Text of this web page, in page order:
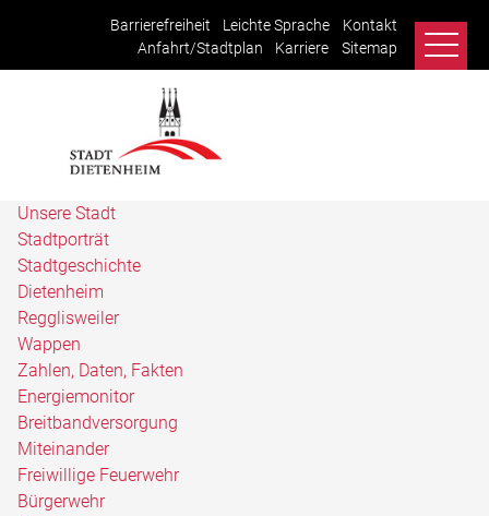
Barrierefreiheit Leichte Sprache
Kontakt
Anfahrt/Stadtplan
Karriere Sitemap
Unsere Stadt
Stadtporträt
Stadtgeschichte
Dietenheim
Regglisweiler
Wappen
Zahlen, Daten, Fakten
Energiemonitor
Breitbandversorgung
Miteinander
Freiwillige Feuerwehr
Bürgerwehr